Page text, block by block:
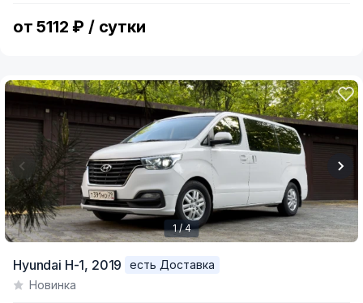
от 5112 ₽ / сутки
of
1 / 4
Hyundai H-1, 2019
есть Доставка
Новинка